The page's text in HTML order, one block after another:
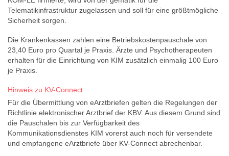
Telematikinfrastruktur zugelassen und soll für eine größtmögliche
Sicherheit sorgen.
Die Krankenkassen zahlen eine Betriebskostenpauschale von
23,40 Euro pro Quartal je Praxis. Ärzte und Psychotherapeuten
erhalten für die Einrichtung von KIM zusätzlich einmalig 100 Euro
je Praxis.
Hinweis zu KV-Connect
Für die Übermittlung von eArztbriefen gelten die Regelungen der
Richtlinie elektronischer Arztbrief der KBV. Aus diesem Grund sind
die Pauschalen bis zur Verfügbarkeit des
Kommunikationsdienstes KIM vorerst auch noch für versendete
und empfangene eArztbriefe über KV-Connect abrechenbar.